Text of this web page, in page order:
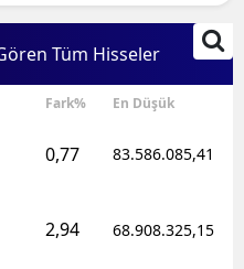
Tüm Hisseler
Fark% En Düşük
0,77 83.586.085,41
2,94 68.908.325,15